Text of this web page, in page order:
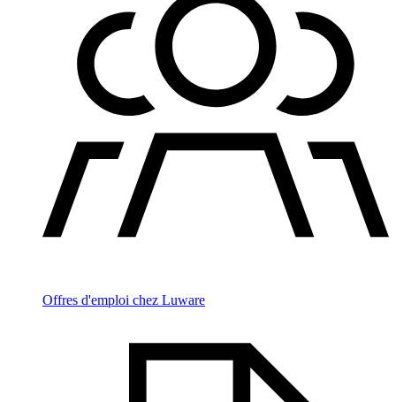
Offres d'emploi chez Luware